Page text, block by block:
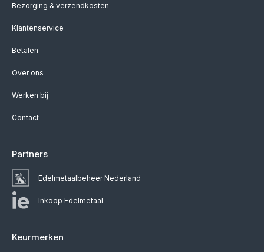
Bezorging & verzendkosten
Klantenservice
Betalen
Over ons
Werken bij
Contact
Partners
Edelmetaalbeheer Nederland
Inkoop Edelmetaal
Keurmerken